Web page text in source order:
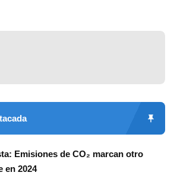
Emisiones de CO₂ marcan otro
en 2024